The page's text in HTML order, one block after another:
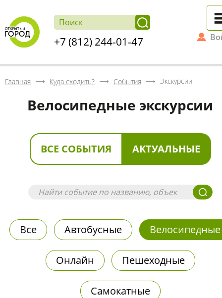
+7 (812) 244-01-47
Главная Куда сходить? События Экскурсии
Велосипедные экскурсии
ВСЕ СОБЫТИЯ АКТУАЛЬНЫЕ
Все Автобусные Велосипедные
Онлайн Пешеходные
Самокатные